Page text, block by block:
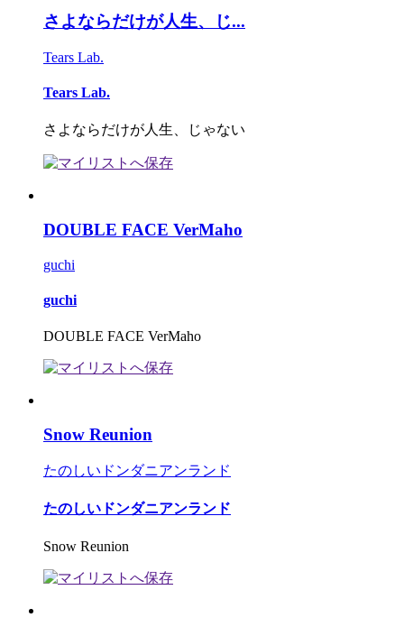
さよならだけが人生、じ...
Tears Lab.
Tears Lab.
さよならだけが人生、じゃない
DOUBLE FACE VerMaho
guchi
guchi
DOUBLE FACE VerMaho
Snow Reunion
たのしいドンダニアンランド
たのしいドンダニアンランド
Snow Reunion